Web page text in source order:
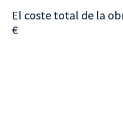
El coste total de la
€